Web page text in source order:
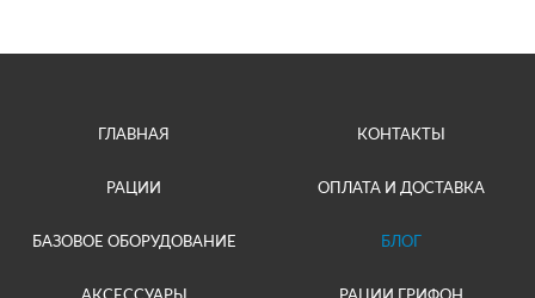
ГЛАВНАЯ
РАЦИИ
БАЗОВОЕ ОБОРУДОВАНИЕ
КОНТАКТЫ
ОПЛАТА И ДОСТАВКА
БЛОГ